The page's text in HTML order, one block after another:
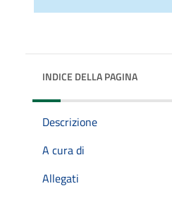
INDICE DELLA PAGINA
Descrizione
A cura di
Allegati